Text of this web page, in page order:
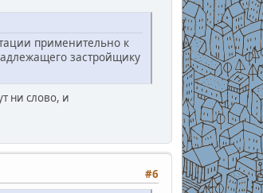
применительно к
застройщику
ни слово, и
#6